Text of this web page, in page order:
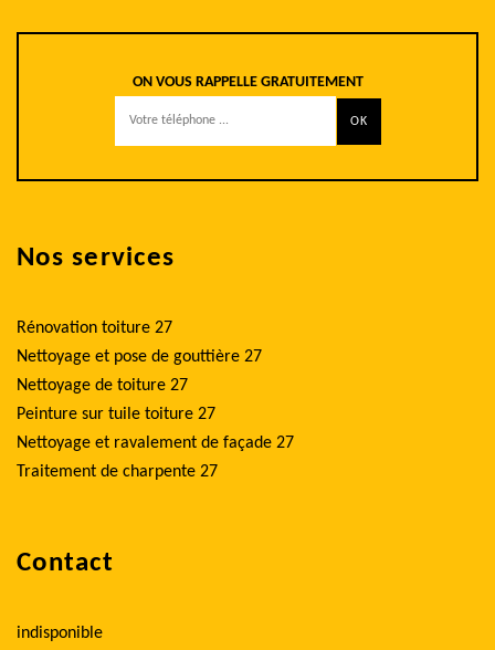
ON VOUS RAPPELLE GRATUITEMENT
Nos services
Rénovation toiture 27
Nettoyage et pose de gouttière 27
Nettoyage de toiture 27
Peinture sur tuile toiture 27
Nettoyage et ravalement de façade 27
Traitement de charpente 27
Contact
indisponible